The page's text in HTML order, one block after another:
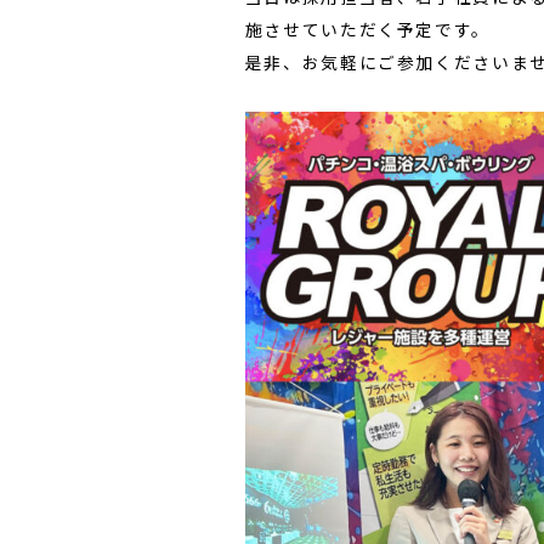
施させていただく予定です。
是非、お気軽にご参加くださいま